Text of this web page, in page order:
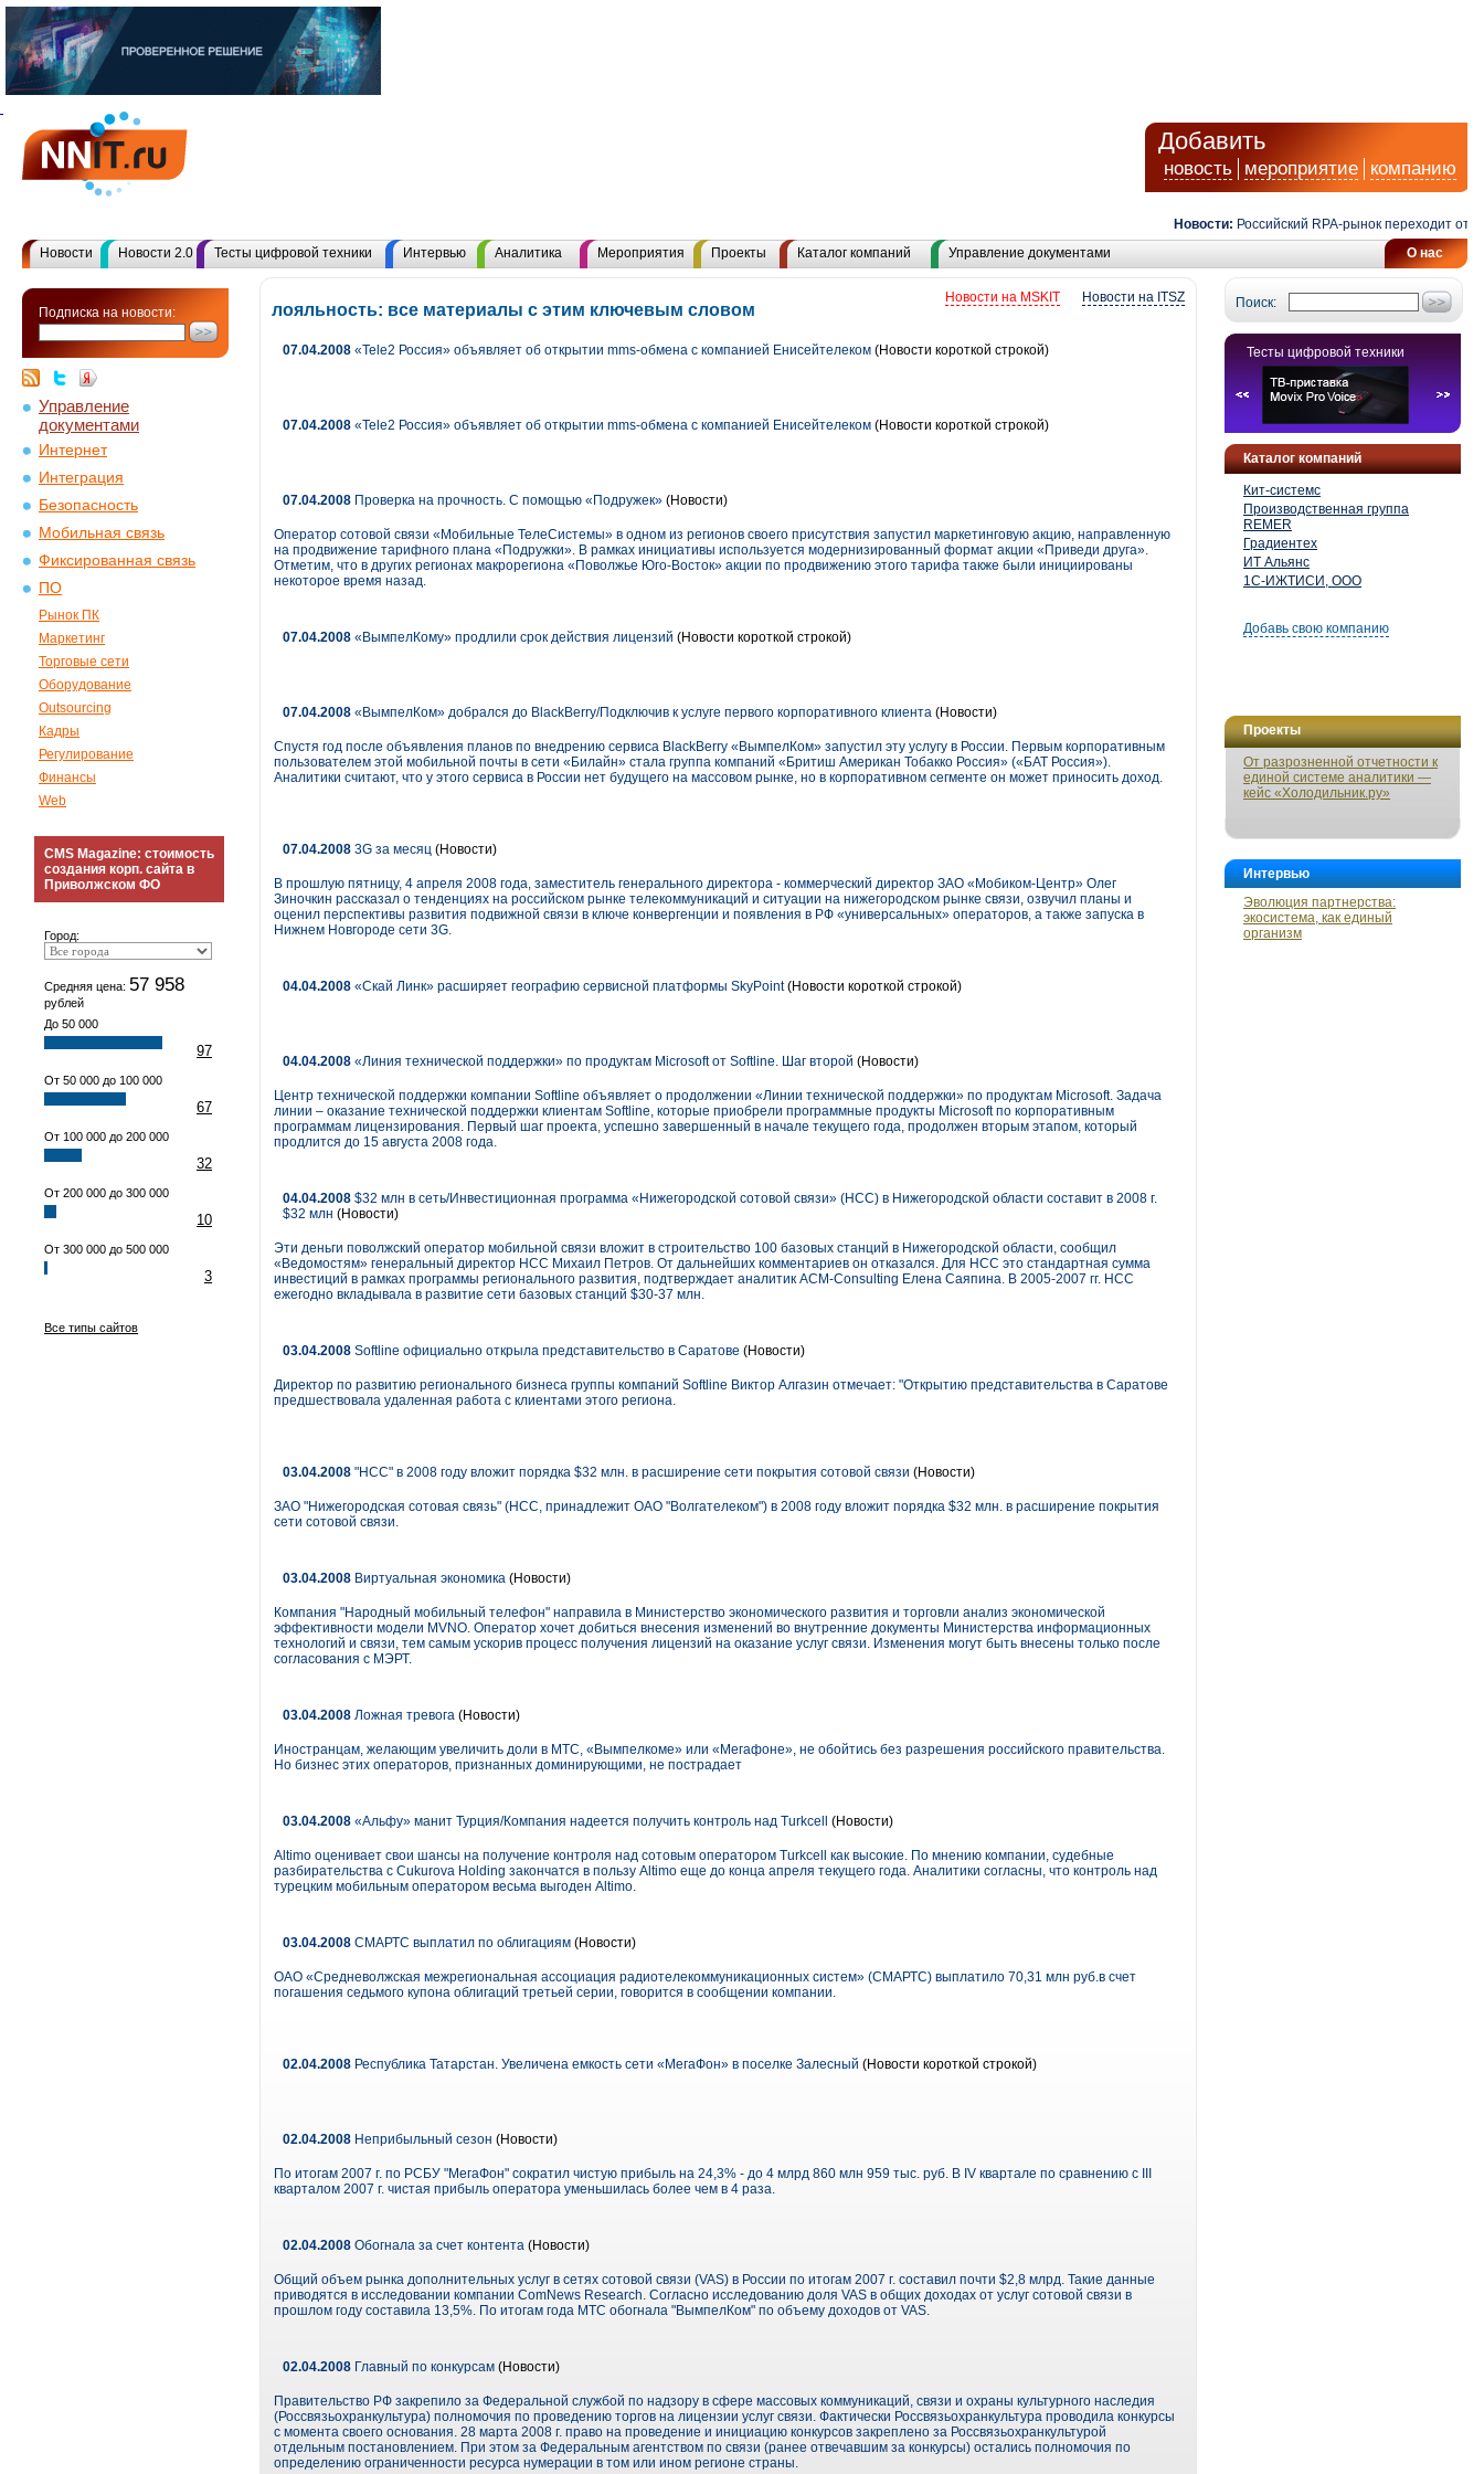
Добавить
новость мероприятие компанию
Новости: Российский RPA-рынок переходит от
О нас
Новости Новости 2.0 Тесты цифровой техники Интервью Аналитика Мероприятия Проекты Каталог компаний Управление документами
Подписка на новости:
Управление
документами
Интернет
Интеграция
Безопасность
Мобильная связь
Фиксированная связь
ПО
Рынок ПК
Маркетинг
Торговые сети
Оборудование
Outsourcing
Кадры
Регулирование
Финансы
Web
CMS Magazine: стоимость
создания корп. сайта в
Приволжском ФО
Город:
Средняя цена: 57 958
рублей
До 50 000
97
От 50 000 до 100 000
67
От 100 000 до 200 000
32
От 200 000 до 300 000
10
От 300 000 до 500 000
3
Все типы сайтов
Поиск:
Тесты цифровой техники
Каталог компаний
Кит-системс
Производственная группа
REMER
Градиентех
ИТ Альянс
1С-ИЖТИСИ, ООО
Добавь свою компанию
Проекты
От разрозненной отчетности к
единой системе аналитики —
кейс «Холодильник.ру»
Интервью
Эволюция партнерства:
экосистема, как единый
организм
Новости на ITSZ
Новости на MSKIT
лояльность: все материалы с этим ключевым словом
07.04.2008 «Tele2 Россия» объявляет об открытии mms-обмена с компанией Енисейтелеком (Новости короткой строкой)
07.04.2008 «Tele2 Россия» объявляет об открытии mms-обмена с компанией Енисейтелеком (Новости короткой строкой)
07.04.2008 Проверка на прочность. С помощью «Подружек» (Новости)
Оператор сотовой связи «Мобильные ТелеСистемы» в одном из регионов своего присутствия запустил маркетинговую акцию, направленную
на продвижение тарифного плана «Подружки». В рамках инициативы используется модернизированный формат акции «Приведи друга».
Отметим, что в других регионах макрорегиона «Поволжье Юго-Восток» акции по продвижению этого тарифа также были инициированы
некоторое время назад.
07.04.2008 «ВымпелКому» продлили срок действия лицензий (Новости короткой строкой)
07.04.2008 «ВымпелКом» добрался до BlackBerry/Подключив к услуге первого корпоративного клиента (Новости)
Спустя год после объявления планов по внедрению сервиса BlackBerry «ВымпелКом» запустил эту услугу в России. Первым корпоративным
пользователем этой мобильной почты в cети «Билайн» стала группа компаний «Бритиш Американ Тобакко Россия» («БАТ Россия»).
Аналитики считают, что у этого сервиса в России нет будущего на массовом рынке, но в корпоративном сегменте он может приносить доход.
07.04.2008 3G за месяц (Новости)
В прошлую пятницу, 4 апреля 2008 года, заместитель генерального директора - коммерческий директор ЗАО «Мобиком-Центр» Олег
Зиночкин рассказал о тенденциях на российском рынке телекоммуникаций и ситуации на нижегородском рынке связи, озвучил планы и
оценил перспективы развития подвижной связи в ключе конвергенции и появления в РФ «универсальных» операторов, а также запуска в
Нижнем Новгороде сети 3G.
04.04.2008 «Скай Линк» расширяет географию сервисной платформы SkyPoint(Новости короткой строкой)
04.04.2008 «Линия технической поддержки» по продуктам Microsoft от Softline. Шаг второй (Новости)
Центр технической поддержки компании Softline объявляет о продолжении «Линии технической поддержки» по продуктам Microsoft. Задача
линии – оказание технической поддержки клиентам Softline, которые приобрели программные продукты Microsoft по корпоративным
программам лицензирования. Первый шаг проекта, успешно завершенный в начале текущего года, продолжен вторым этапом, который
продлится до 15 августа 2008 года.
04.04.2008 $32 млн в сеть/Инвестиционная программа «Нижегородской сотовой связи» (НСС) в Нижегородской области составит в 2008 г.
$32 млн (Новости)
Эти деньги поволжский оператор мобильной связи вложит в строительство 100 базовых станций в Нижегородской области, сообщил
«Ведомостям» генеральный директор НСС Михаил Петров. От дальнейших комментариев он отказался. Для НСС это стандартная сумма
инвестиций в рамках программы регионального развития, подтверждает аналитик ACM-Consulting Елена Саяпина. В 2005-2007 гг. НСС
ежегодно вкладывала в развитие сети базовых станций $30-37 млн.
03.04.2008 Softline официально открыла представительство в Саратове (Новости)
Директор по развитию регионального бизнеса группы компаний Softline Виктор Алгазин отмечает: "Открытию представительства в Саратове
предшествовала удаленная работа с клиентами этого региона.
03.04.2008 "НСС" в 2008 году вложит порядка $32 млн. в расширение сети покрытия сотовой связи (Новости)
ЗАО "Нижегородская сотовая связь" (НСС, принадлежит ОАО "Волгателеком") в 2008 году вложит порядка $32 млн. в расширение покрытия
сети сотовой связи.
03.04.2008 Виртуальная экономика (Новости)
Компания "Народный мобильный телефон" направила в Министерство экономического развития и торговли анализ экономической
эффективности модели MVNO. Оператор хочет добиться внесения изменений во внутренние документы Министерства информационных
технологий и связи, тем самым ускорив процесс получения лицензий на оказание услуг связи. Изменения могут быть внесены только после
согласования с МЭРТ.
03.04.2008 Ложная тревога (Новости)
Иностранцам, желающим увеличить доли в МТС, «Вымпелкоме» или «Мегафоне», не обойтись без разрешения российского правительства.
Но бизнес этих операторов, признанных доминирующими, не пострадает
03.04.2008 «Альфу» манит Турция/Компания надеется получить контроль над Turkcell (Новости)
Altimo оценивает свои шансы на получение контроля над сотовым оператором Turkcell как высокие. По мнению компании, судебные
разбирательства с Cukurova Holding закончатся в пользу Altimo еще до конца апреля текущего года. Аналитики согласны, что контроль над
турецким мобильным оператором весьма выгоден Altimo.
03.04.2008 СМАРТС выплатил по облигациям (Новости)
ОАО «Средневолжская межрегиональная ассоциация радиотелекоммуникационных систем» (СМАРТС) выплатило 70,31 млн руб.в счет
погашения седьмого купона облигаций третьей серии, говорится в сообщении компании.
02.04.2008 Республика Татарстан. Увеличена емкость сети «МегаФон» в поселке Залесный (Новости короткой строкой)
02.04.2008 Неприбыльный сезон (Новости)
По итогам 2007 г. по РСБУ "МегаФон" сократил чистую прибыль на 24,3% - до 4 млрд 860 млн 959 тыс. руб. В IV квартале по сравнению с III
кварталом 2007 г. чистая прибыль оператора уменьшилась более чем в 4 раза.
02.04.2008 Обогнала за счет контента (Новости)
Общий объем рынка дополнительных услуг в сетях сотовой связи (VAS) в России по итогам 2007 г. составил почти $2,8 млрд. Такие данные
приводятся в исследовании компании ComNews Research. Согласно исследованию доля VAS в общих доходах от услуг сотовой связи в
прошлом году составила 13,5%. По итогам года МТС обогнала "ВымпелКом" по объему доходов от VAS.
02.04.2008 Главный по конкурсам (Новости)
Правительство РФ закрепило за Федеральной службой по надзору в сфере массовых коммуникаций, связи и охраны культурного наследия
(Россвязьохранкультура) полномочия по проведению торгов на лицензии услуг связи. Фактически Россвязьохранкультура проводила конкурсы
с момента своего основания. 28 марта 2008 г. право на проведение и инициацию конкурсов закреплено за Россвязьохранкультурой
отдельным постановлением. При этом за Федеральным агентством по связи (ранее отвечавшим за конкурсы) остались полномочия по
определению ограниченности ресурса нумерации в том или ином регионе страны.